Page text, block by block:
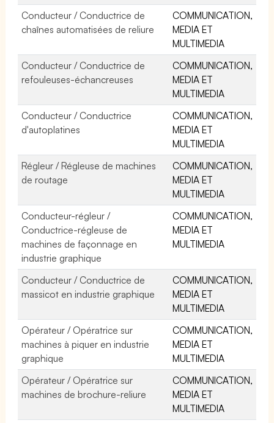
Conducteur / Conductrice de
chaînes automatisées de reliure
COMMUNICATION,
MEDIA ET
MULTIMEDIA
Conducteur / Conductrice de
refouleuses-échancreuses
COMMUNICATION,
MEDIA ET
MULTIMEDIA
Conducteur / Conductrice
d'autoplatines
COMMUNICATION,
MEDIA ET
MULTIMEDIA
Régleur / Régleuse de machines
de routage
COMMUNICATION,
MEDIA ET
MULTIMEDIA
Conducteur-régleur /
Conductrice-régleuse de
machines de façonnage en
industrie graphique
COMMUNICATION,
MEDIA ET
MULTIMEDIA
Conducteur / Conductrice de
massicot en industrie graphique
COMMUNICATION,
MEDIA ET
MULTIMEDIA
Opérateur / Opératrice sur
machines à piquer en industrie
graphique
COMMUNICATION,
MEDIA ET
MULTIMEDIA
Opérateur / Opératrice sur
machines de brochure-reliure
COMMUNICATION,
MEDIA ET
MULTIMEDIA